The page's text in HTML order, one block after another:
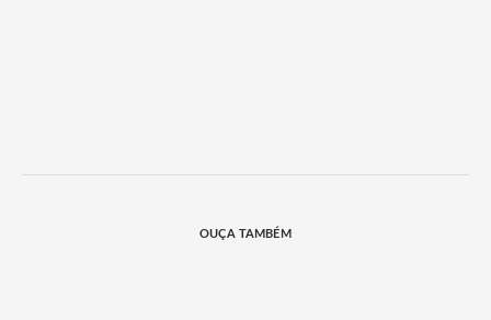
OUÇA TAMBÉM